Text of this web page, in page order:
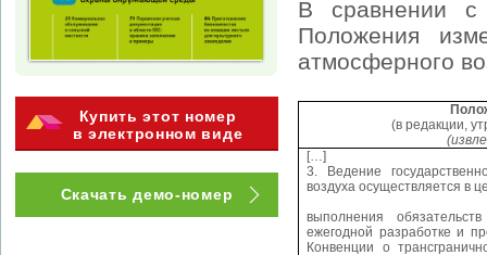
Купить этот номер
в электронном виде
Скачать демо-номер
В сравнении с
Положения
атмосферного
(в редакции,
[…]
3. Ведение
воздуха осуществляется в
выполнения
ежегодной разработке и
Конвенции о